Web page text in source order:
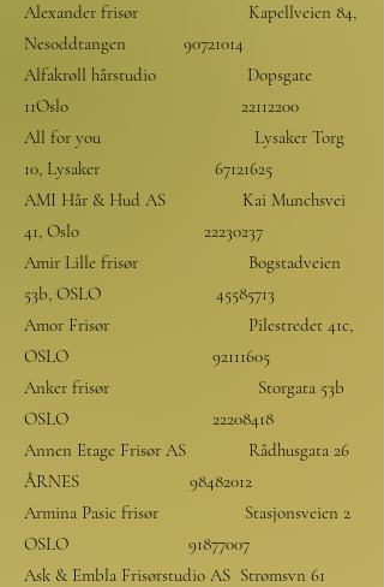
Alexander frisør Kapellveien 84,
Nesoddtangen 90721014
Alfakrøll hårstudio Dopsgate
11Oslo 22112200
All for you Lysaker Torg
10, Lysaker 67121625
AMI Hår & Hud AS Kai Munchsvei
41, Oslo 22230237
Amir Lille frisør Bogstadveien
53b, OSLO 45585713
Amor Frisør Pilestredet 41c,
OSLO 92111605
Anker frisør Storgata 53b
OSLO 22208418
Annen Etage Frisør AS Rådhusgata 26
ÅRNES 98482012
Armina Pasic frisør Stasjonsveien 2
OSLO 91877007
Ask & Embla Frisørstudio AS Strømsvn 61